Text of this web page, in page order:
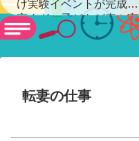
け実験イベントが完成度
高すぎ…子どもが喜ぶ実
験ショー
転妻の仕事